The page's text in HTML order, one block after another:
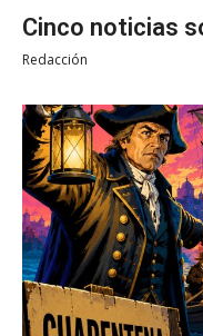
Cinco noticias
Redacción